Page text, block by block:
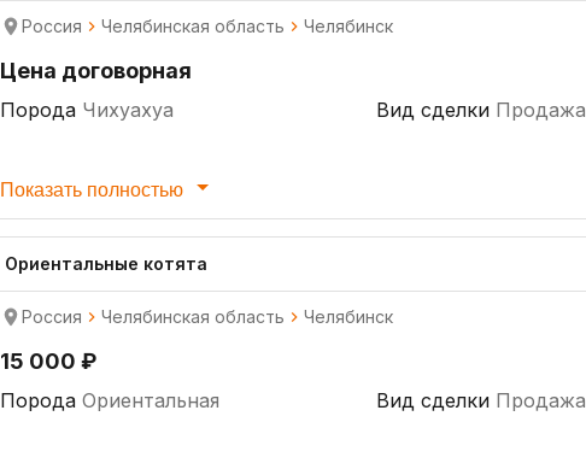
Россия Челябинская область Челябинск
Цена договорная
Порода Чихуахуа Вид сделки Продажа
Показать полностью
Ориентальные котята
Россия Челябинская область Челябинск
15 000 ₽
Порода Ориентальная Вид сделки Продажа